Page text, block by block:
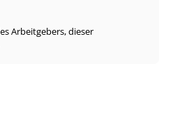
Arbeitgebers, dieser